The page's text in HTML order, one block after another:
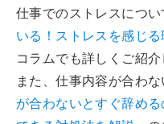
仕事でのストレスにつ
いる！ストレスを感じ
コラムでも詳しくご紹介
また、仕事内容が合わ
が合わないとすぐ辞め